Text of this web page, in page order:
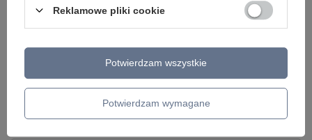
Napisz swoją opinię
Twoja ocena:
5/5
Reklamowe pliki cookie
Potwierdzam wymagane
Potwierdzam wszystkie